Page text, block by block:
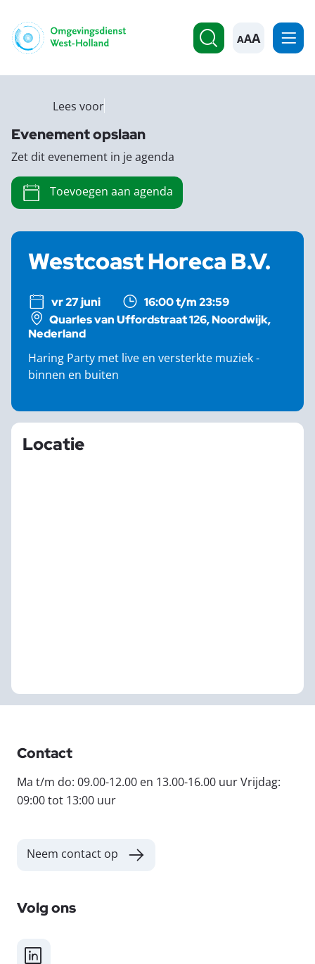
A
Westcoast Horeca B.V.
vr 27 juni
16:00 t/m 23:59
Quarles van Uffordstraat 126, Noordwijk,
Nederland
Haring Party met live en versterkte muziek -
binnen en buiten
Locatie
Lees voor
Evenement opslaan
Zet dit evenement in je agenda
Toevoegen aan agenda
Contact
Ma t/m do: 09.00-12.00 en 13.00-16.00 uur Vrijdag:
09:00 tot 13:00 uur
Neem contact op
Volg ons
LinkedIn